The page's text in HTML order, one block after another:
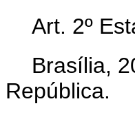
Art. 2º
Brasília,
República.